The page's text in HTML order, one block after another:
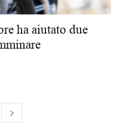
ha aiutato due